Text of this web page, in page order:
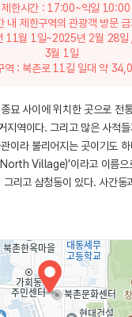
한시간 : 17:00~익일 10:00
내 제한구역의 관광객 방문
11월 1일~2025년 2월 28일
3월 1일
역 : 북촌로 11길 일대 약
묘 사이에 위치한 곳으로 전
지역이다. 그리고 많은 사적
이라 불리어지는 곳이기도
Village)’이라고 이름으
리고 삼청동이 있다. 사간동
네이름으로 남아 수백 년을
양반층 주거지로서 1920년
의 행정구역이 확장되고, 도
다. 주택경영회사들이 북촌의
모의 한옥들을 집단적으로 건
회동 11번지와 31번지, 삼청